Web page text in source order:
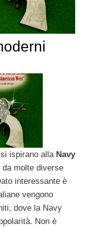
ispirano alla Navy
molte diverse
interessante è
vengono
dove la Navy
Non è